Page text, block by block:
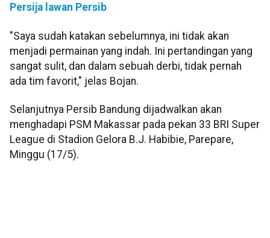
Persija lawan Persib
"Saya sudah katakan sebelumnya, ini tidak akan
menjadi permainan yang indah. Ini pertandingan yang
sangat sulit, dan dalam sebuah derbi, tidak pernah
ada tim favorit," jelas Bojan.
Selanjutnya Persib Bandung dijadwalkan akan
menghadapi PSM Makassar pada pekan 33 BRI Super
League di Stadion Gelora B.J. Habibie, Parepare,
Minggu (17/5).